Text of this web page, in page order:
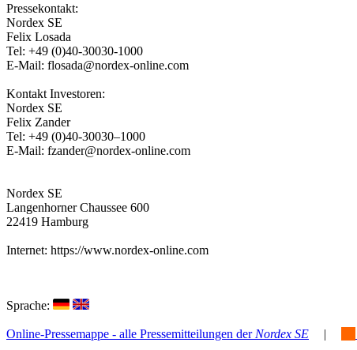
Pressekontakt:
Nordex SE
Felix Losada
Tel: +49 (0)40-30030-1000
E-Mail: flosada@nordex-online.com
Kontakt Investoren:
Nordex SE
Felix Zander
Tel: +49 (0)40-30030–1000
E-Mail: fzander@nordex-online.com
Nordex SE
Langenhorner Chaussee 600
22419 Hamburg
Internet: https://www.nordex-online.com
Sprache:
Online-Pressemappe - alle Pressemitteilungen der Nordex SE |